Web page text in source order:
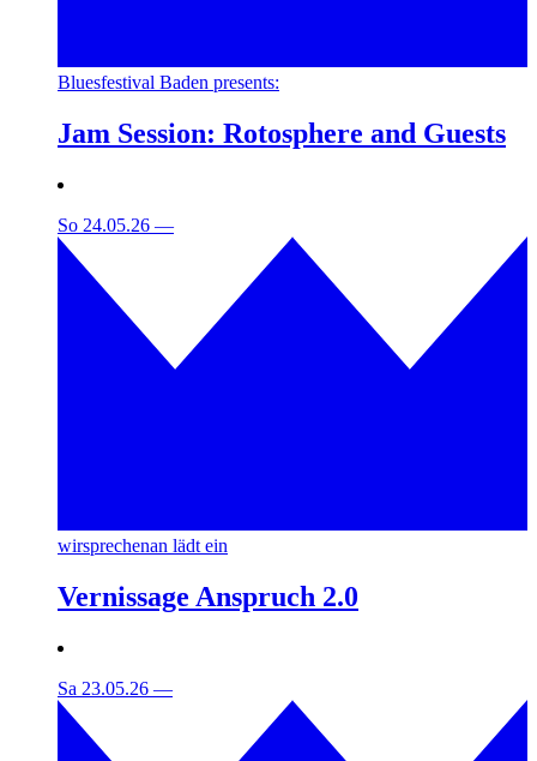
Bluesfestival Baden presents:
Jam Session: Rotosphere and Guests
So 24.05.26 —
wirsprechenan lädt ein
Vernissage Anspruch 2.0
Sa 23.05.26 —